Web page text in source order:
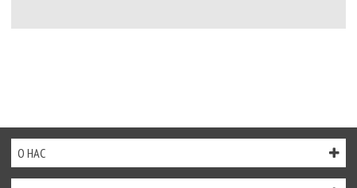
О НАС